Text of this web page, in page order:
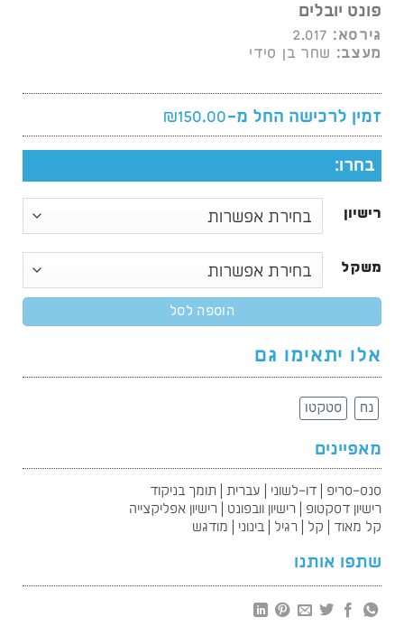
פונט יובלים
גירסא: 2.017
מעצב: שחר בן סידי
זמין לרכישה החל מ- ₪150.00
בחרו:
רישיון
משקל
הוספה לסל
אלו יתאימו גם
נח סטקטו
מאפיינים
סנס-סריפ | דו-לשוני | עברית | תומך בניקוד
רישיון דסקטופ | רישיון וובפונט | רישיון אפליקצייה
קל מאוד | קל | רגיל | בינוני | מודגש
שתפו אותנו